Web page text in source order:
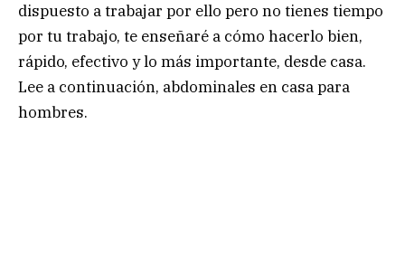
dispuesto a trabajar por ello pero no tienes tiempo
por tu trabajo, te enseñaré a cómo hacerlo bien,
rápido, efectivo y lo más importante, desde casa.
Lee a continuación, abdominales en casa para
hombres.